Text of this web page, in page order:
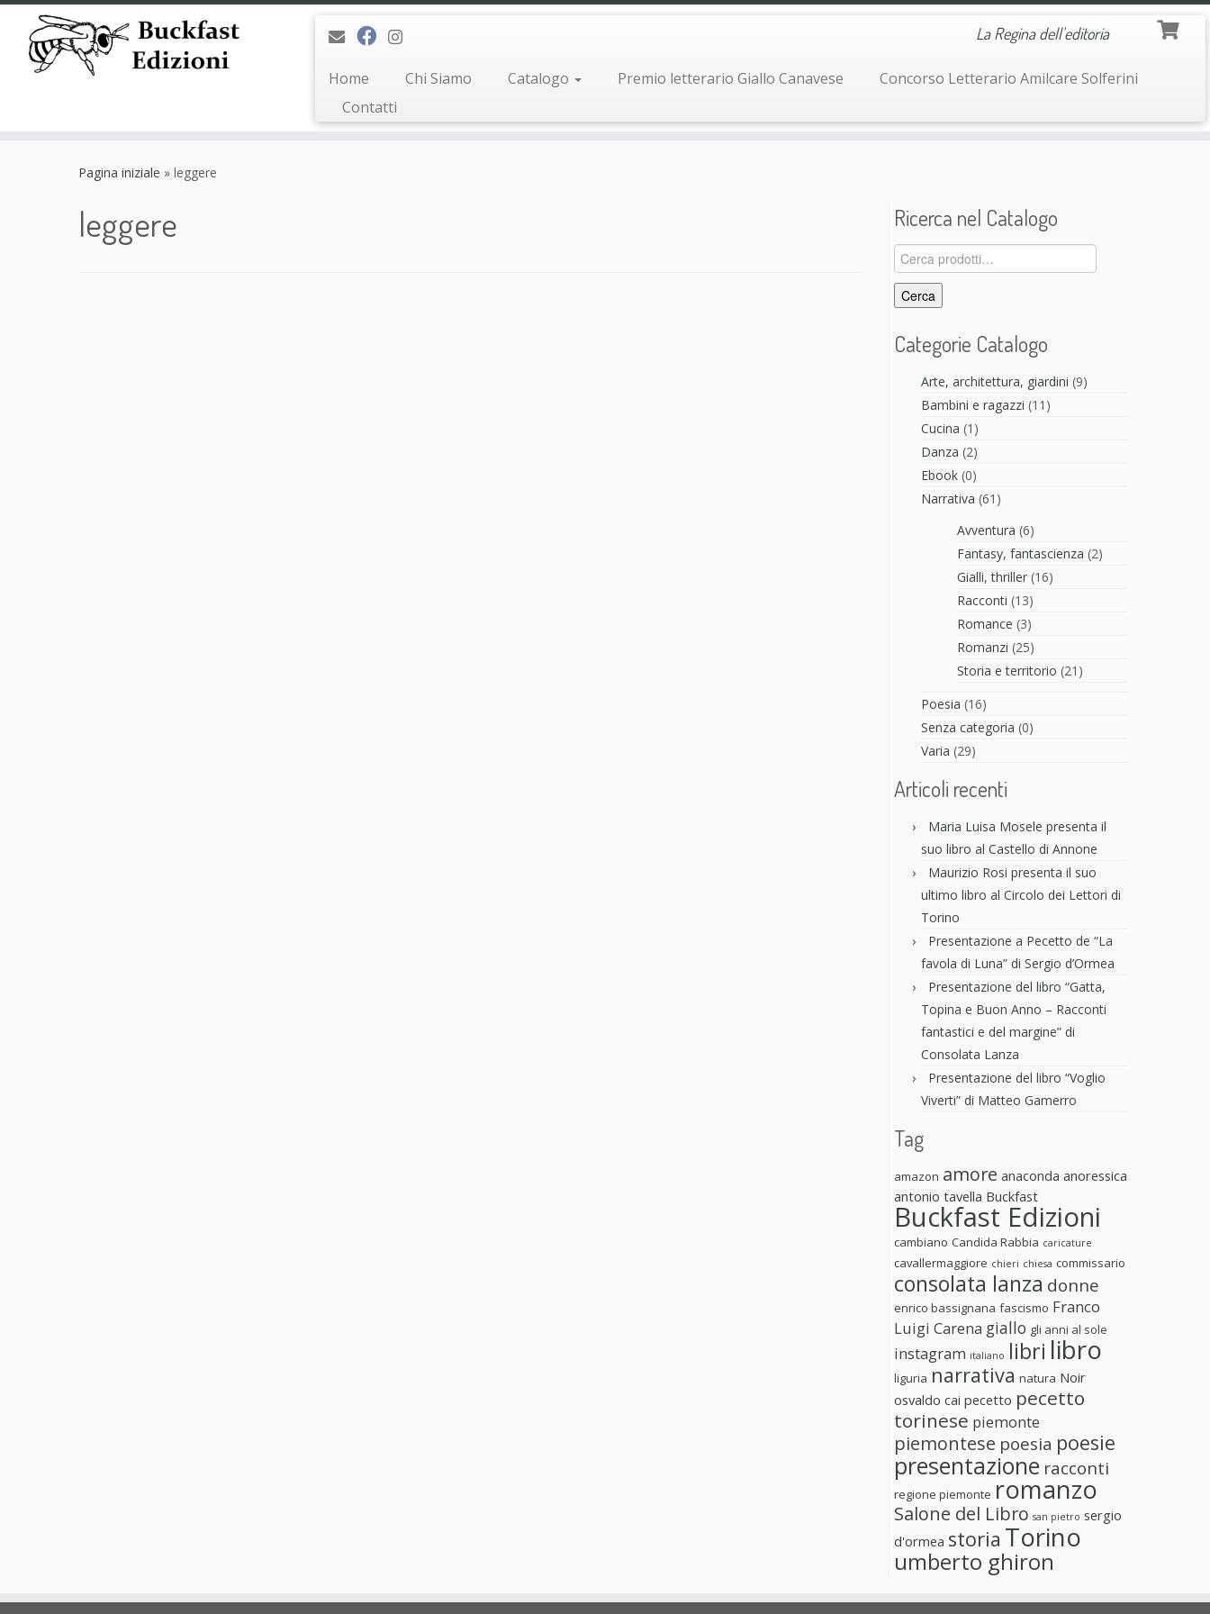
La Regina dell'editoria
Home Chi Siamo Catalogo Premio letterario Giallo Canavese
Concorso Letterario Amilcare Solferini
Contatti
Pagina iniziale » leggere
leggere Ricerca nel Catalogo
Cerca:
Cerca
Categorie Catalogo
Arte, architettura, giardini (9)
Bambini e ragazzi (11)
Cucina (1)
Danza (2)
Ebook (0)
Narrativa (61)
Avventura (6)
Fantasy, fantascienza (2)
Gialli, thriller (16)
Racconti (13)
Romance (3)
Romanzi (25)
Storia e territorio (21)
Poesia (16)
Senza categoria (0)
Varia (29)
Articoli recenti
Maria Luisa Mosele presenta il
suo libro al Castello di Annone
Maurizio Rosi presenta il suo
ultimo libro al Circolo dei Lettori di
Torino
Presentazione a Pecetto de “La
favola di Luna” di Sergio d’Ormea
Presentazione del libro “Gatta,
Topina e Buon Anno – Racconti
fantastici e del margine” di
Consolata Lanza
Presentazione del libro “Voglio
Viverti” di Matteo Gamerro
Tag
amazon amore anaconda anoressica
antonio tavella Buckfast
Buckfast Edizioni
cambiano Candida Rabbia caricature
cavallermaggiore chieri chiesa commissario
consolata lanza donne
enrico bassignana fascismo Franco
Luigi Carena giallo gli anni al sole
instagram italiano libri libro
liguria narrativa natura Noir
osvaldo cai pecetto pecetto
torinese piemonte
piemontese poesia poesie
presentazione racconti
regione piemonte romanzo
Salone del Libro san pietro sergio
d'ormea storia Torino
umberto ghiron